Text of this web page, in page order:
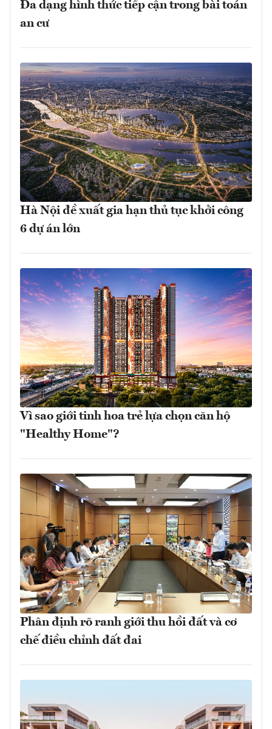
Đa dạng hình thức tiếp cận trong bài toán
an cư
Hà Nội đề xuất gia hạn thủ tục khởi công
6 dự án lớn
Vì sao giới tinh hoa trẻ lựa chọn căn hộ
"Healthy Home"?
Phân định rõ ranh giới thu hồi đất và cơ
chế điều chỉnh đất đai